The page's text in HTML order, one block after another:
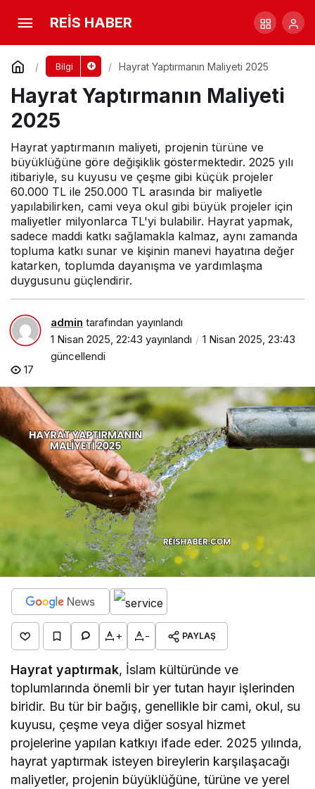
REİS HABER
Bilgi Hayrat Yaptırmanın Maliyeti 2025
Hayrat Yaptırmanın Maliyeti
2025
Hayrat yaptırmanın maliyeti, projenin türüne ve
büyüklüğüne göre değişiklik göstermektedir. 2025 yılı
itibariyle, su kuyusu ve çeşme gibi küçük projeler
60.000 TL ile 250.000 TL arasında bir maliyetle
yapılabilirken, cami veya okul gibi büyük projeler için
maliyetler milyonlarca TL'yi bulabilir. Hayrat yapmak,
sadece maddi katkı sağlamakla kalmaz, aynı zamanda
topluma katkı sunar ve kişinin manevi hayatına değer
katarken, toplumda dayanışma ve yardımlaşma
duygusunu güçlendirir.
admin tarafından yayınlandı
1 Nisan 2025, 22:43 yayınlandı
1 Nisan 2025, 23:43
güncellendi
17
+ - PAYLAŞ
Hayrat yaptırmak, İslam kültüründe ve
toplumlarında önemli bir yer tutan hayır işlerinden
biridir. Bu tür bir bağış, genellikle bir cami, okul, su
kuyusu, çeşme veya diğer sosyal hizmet
projelerine yapılan katkıyı ifade eder. 2025 yılında,
hayrat yaptırmak isteyen bireylerin karşılaşacağı
maliyetler, projenin büyüklüğüne, türüne ve yerel
Hayrat Yaptırmanın Maliyeti 2025
Yorum Yap